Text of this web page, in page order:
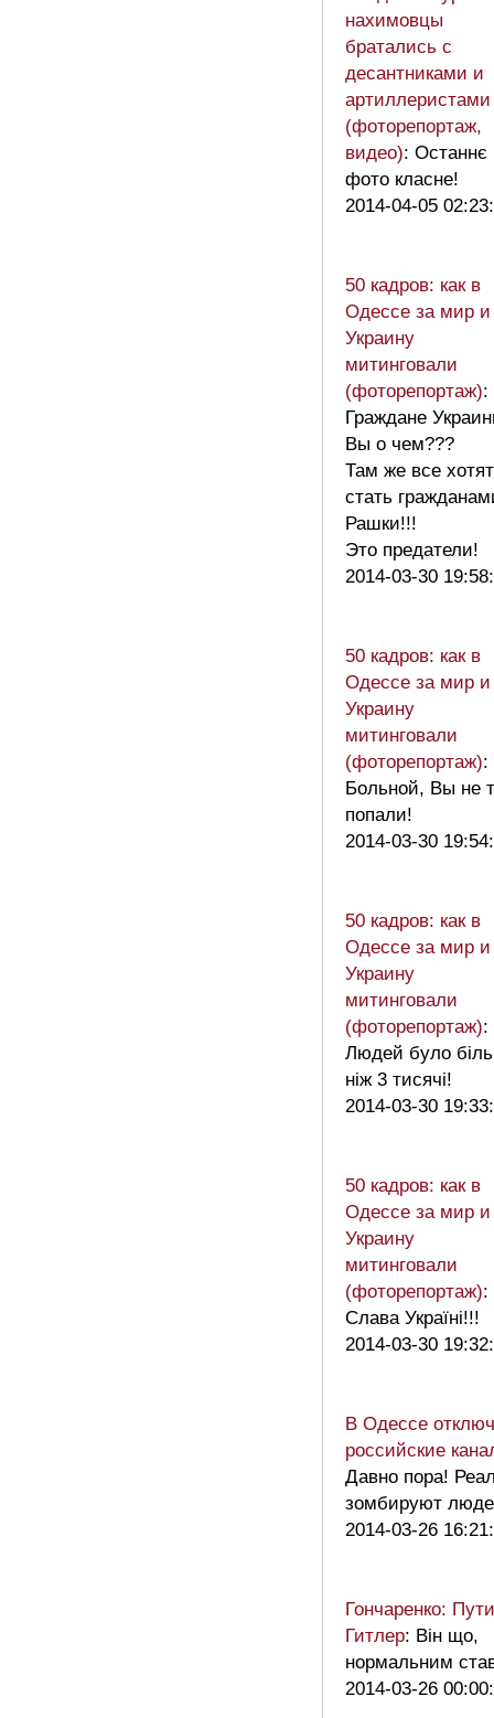
нахимовцы
братались с
десантниками и
артиллеристами
(фоторепортаж,
видео): Останнє
фото класне!
2014-04-05
50 кадров: как в
Одессе за мир и
Украину
митинговали
(фоторепортаж):
Граждане
Вы о чем???
Там же все хотят
стать
Рашки!!!
Это предатели!
2014-03-30
50 кадров: как в
Одессе за мир и
Украину
митинговали
(фоторепортаж):
Больной, Вы не
попали!
2014-03-30
50 кадров: как в
Одессе за мир и
Украину
митинговали
(фоторепортаж):
Людей було
ніж 3 тисячі!
2014-03-30
50 кадров: как в
Одессе за мир и
Украину
митинговали
(фоторепортаж):
Слава Україні!!!
2014-03-30
В Одессе
российские
Давно пора!
зомбируют
2014-03-26
Гончаренко:
Гитлер: Він що,
нормальним
2014-03-26